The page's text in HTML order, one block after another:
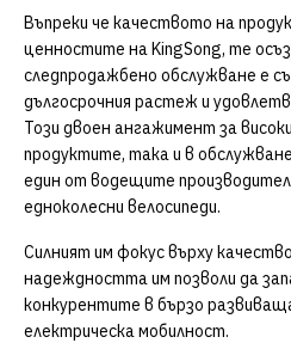
Въпреки че качеството на
ценностите на KingSong, те
следпродажбено обслужване е
дългосрочния растеж и
Този двоен ангажимент за
продуктите, така и в
един от водещите
едноколесни велосипеди.
Силният им фокус върху
надеждността им позволи да
конкурентите в бързо
електрическа мобилност.